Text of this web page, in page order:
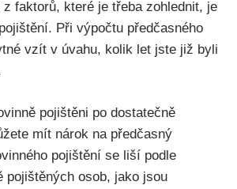
faktorů, které je třeba zohlednit, je
Při výpočtu předčasného
vzít v úvahu, kolik let jste již byli
pojištěni po dostatečně
mít nárok na předčasný
pojištění se liší podle
pojištěných osob, jako jsou